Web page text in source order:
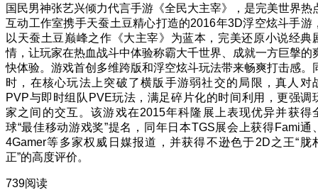
国民男神张艺兴倾力代言手游《全民大主宰》，是完美世界热
互动工作室携手天蚕土豆精心打造的2016年3D浮空炫斗手游
以天蚕土豆巅峰之作《大主宰》为蓝本，完美还原小说经典
情，让玩家在热血战斗中体验称霸大千世界、成就一方巨搫的
快体验。游戏首创多维跨版和浮空炫斗玩法带来畅爽打击感。
时，在核心玩法上突破了横版手游弱社交的局限，真人对
PVP与即时组队PVE玩法，满足碎片化的时间利用，更强调
家之间的交互。该游戏在2015年科隆展上表现优异并获得
球“最佳移动游戏奖”提名，同年日本TGS展会上获得Fami通
4Gamer等多家权威日媒报道，并获得不逊色于2D之王“胧
正”的高度评价。
739阅读